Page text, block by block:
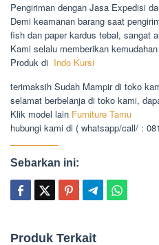
Pengiriman dengan Jasa Expedisi
Demi keamanan barang saat
fish dan paper kardus tebal, sangat
Kami selalu memberikan
Produk di Indo Kursi
terimaksih Sudah Mampir di toko
selamat berbelanja di toko kami,
Klik model lain Furniture Tamu
hubungi kami di ( whatsapp/call/ :
Sebarkan ini:
Produk Terkait